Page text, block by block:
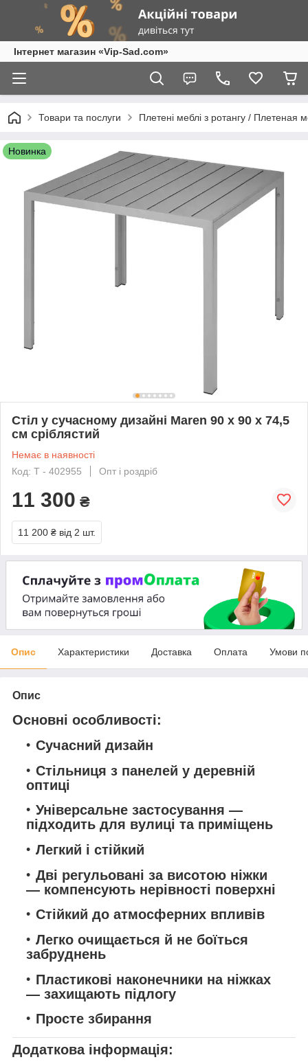
Інтернет магазин «Vip-Sad.com»
Товари та послуги Плетені меблі з ротангу / Плетеная
Новинка
Стіл у сучасному дизайні Maren 90 x 90 x 74,5
см сріблястий
Немає в наявності
Код: Т - 402955
Опт і роздріб
11 300 ₴
11 200 ₴ від 2 шт.
Опис Характеристики Доставка Оплата Умови
Опис
Основні особливості:
Сучасний дизайн
Стільниця з панелей у деревній
оптиці
Універсальне застосування —
підходить для вулиці та приміщень
Легкий і стійкий
Дві регульовані за висотою ніжки
— компенсують нерівності поверхні
Стійкий до атмосферних впливів
Легко очищається й не боїться
забруднень
Пластикові наконечники на ніжках
— захищають підлогу
Просте збирання
Додаткова інформація: